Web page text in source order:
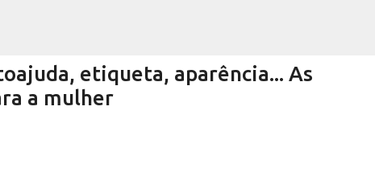
etiqueta, aparência... As
a mulher